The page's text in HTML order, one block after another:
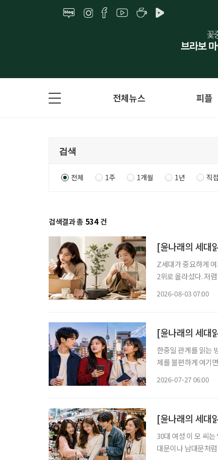
전체뉴스 피플
전체 1주 1개월 1년 직
검색결과 총 534 건
[윤나래의 세대
Z세대가 중요하게
2위로 올라섰다. 저
2026-08-03 07:00
[윤나래의 세대
한중일 관계를 읽는
제를 불편하게 여기
2026-07-27 06:00
[윤나래의 세대
30대 여성 이 모 씨
대문이나 남대문처